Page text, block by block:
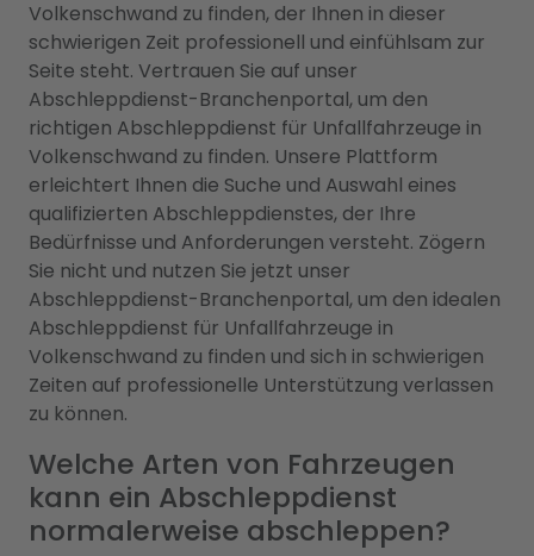
Volkenschwand zu finden, der Ihnen in dieser
schwierigen Zeit professionell und einfühlsam zur
Seite steht. Vertrauen Sie auf unser
Abschleppdienst-Branchenportal, um den
richtigen Abschleppdienst für Unfallfahrzeuge in
Volkenschwand zu finden. Unsere Plattform
erleichtert Ihnen die Suche und Auswahl eines
qualifizierten Abschleppdienstes, der Ihre
Bedürfnisse und Anforderungen versteht. Zögern
Sie nicht und nutzen Sie jetzt unser
Abschleppdienst-Branchenportal, um den idealen
Abschleppdienst für Unfallfahrzeuge in
Volkenschwand zu finden und sich in schwierigen
Zeiten auf professionelle Unterstützung verlassen
zu können.
Welche Arten von Fahrzeugen
kann ein Abschleppdienst
normalerweise abschleppen?